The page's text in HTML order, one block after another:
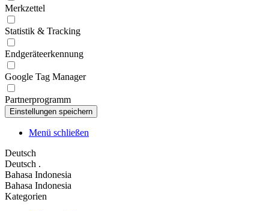
Merkzettel
Statistik & Tracking
Endgeräteerkennung
Google Tag Manager
Partnerprogramm
Menü schließen
Deutsch
Deutsch .
Bahasa Indonesia
Bahasa Indonesia
Kategorien